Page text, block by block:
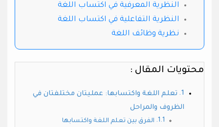
النظرية المعرفية في اكتساب اللغة
النظرية التفاعلية في اكتساب اللغة
نظرية وظائف اللغة
محتويات المقال :
تعلم اللغة واكتسابها: عمليتان مختلفتان في
الظروف والمراحل
الفرق بين تعلم اللغة واكتسابها